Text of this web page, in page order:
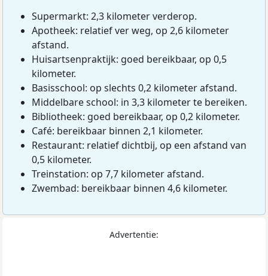
Supermarkt: 2,3 kilometer verderop.
Apotheek: relatief ver weg, op 2,6 kilometer
afstand.
Huisartsenpraktijk: goed bereikbaar, op 0,5
kilometer.
Basisschool: op slechts 0,2 kilometer afstand.
Middelbare school: in 3,3 kilometer te bereiken.
Bibliotheek: goed bereikbaar, op 0,2 kilometer.
Café: bereikbaar binnen 2,1 kilometer.
Restaurant: relatief dichtbij, op een afstand van
0,5 kilometer.
Treinstation: op 7,7 kilometer afstand.
Zwembad: bereikbaar binnen 4,6 kilometer.
Advertentie: